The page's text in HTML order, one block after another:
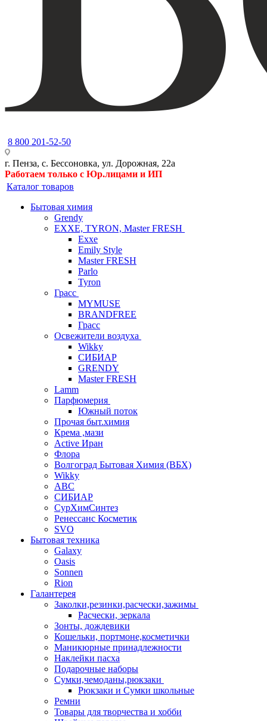
8 800 201-52-50
г. Пенза, с. Бессоновка, ул. Дорожная, 22а
Работаем только с Юр.лицами и ИП
Каталог товаров
Бытовая химия
Grendy
EXXE, TYRON, Master FRESH
Exxe
Emily Style
Master FRESH
Parlo
Tyron
Грасс
MYMUSE
BRANDFREE
Грасс
Освежители воздуха
Wikky
СИБИАР
GRENDY
Master FRESH
Lamm
Парфюмерия
Южный поток
Прочая быт.химия
Крема ,мази
Аctive Иран
Флора
Волгоград Бытовая Химия (ВБХ)
Wikky
АВС
СИБИАР
СурХимСинтез
Ренессанс Косметик
SVO
Бытовая техника
Galaxy
Oasis
Sonnen
Rion
Галантерея
Заколки,резинки,расчески,зажимы
Расчески, зеркала
Зонты, дождевики
Кошельки, портмоне,косметички
Маникюрные принадлежности
Наклейки пасха
Подарочные наборы
Сумки,чемоданы,рюкзаки
Рюкзаки и Сумки школьные
Ремни
Товары для творчества и хобби